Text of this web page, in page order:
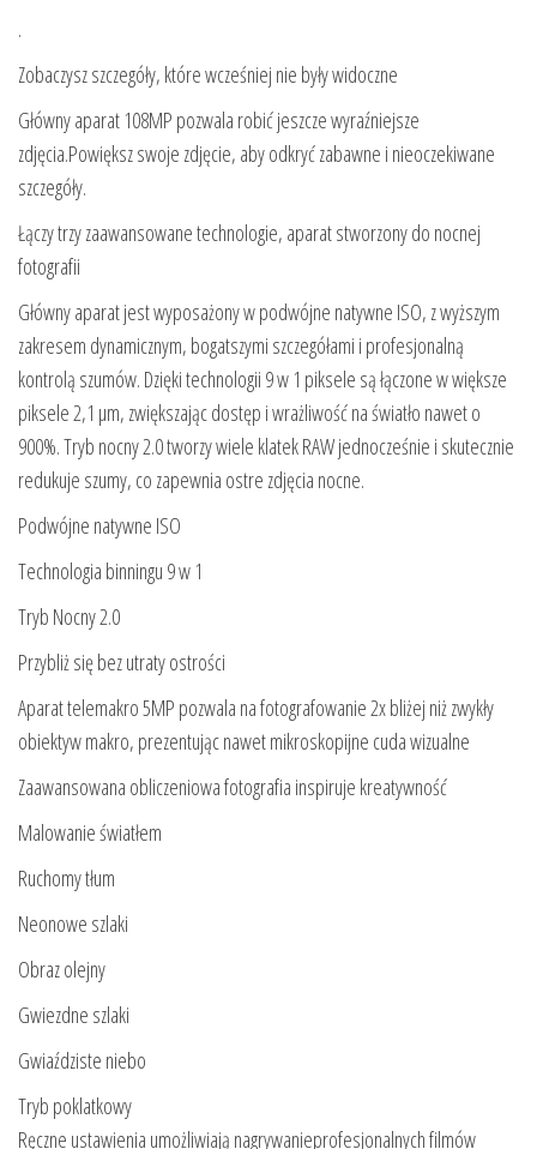
.
Zobaczysz szczegóły, które wcześniej nie były widoczne
Główny aparat 108MP pozwala robić jeszcze wyraźniejsze
zdjęcia.Powiększ swoje zdjęcie, aby odkryć zabawne i nieoczekiwane
szczegóły.
Łączy trzy zaawansowane technologie, aparat stworzony do nocnej
fotografii
Główny aparat jest wyposażony w podwójne natywne ISO, z wyższym
zakresem dynamicznym, bogatszymi szczegółami i profesjonalną
kontrolą szumów. Dzięki technologii 9 w 1 piksele są łączone w większe
piksele 2,1 μm, zwiększając dostęp i wrażliwość na światło nawet o
900%. Tryb nocny 2.0 tworzy wiele klatek RAW jednocześnie i skutecznie
redukuje szumy, co zapewnia ostre zdjęcia nocne.
Podwójne natywne ISO
Technologia binningu 9 w 1
Tryb Nocny 2.0
Przybliż się bez utraty ostrości
Aparat telemakro 5MP pozwala na fotografowanie 2x bliżej niż zwykły
obiektyw makro, prezentując nawet mikroskopijne cuda wizualne
Zaawansowana obliczeniowa fotografia inspiruje kreatywność
Malowanie światłem
Ruchomy tłum
Neonowe szlaki
Obraz olejny
Gwiezdne szlaki
Gwiaździste niebo
Tryb poklatkowy
Ręczne ustawienia umożliwiają nagrywanieprofesjonalnych filmów